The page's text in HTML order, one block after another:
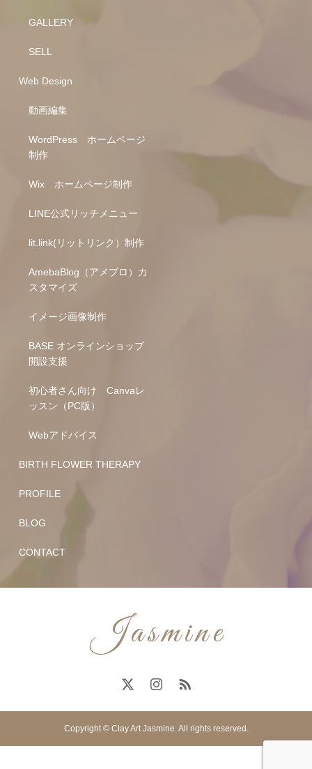
GALLERY
SELL
Web Design
動画編集
WordPress ホームページ
制作
Wix ホームページ制作
LINE公式リッチメニュー
lit.link(リットリンク）制作
AmebaBlog（アメブロ）カ
スタマイズ
イメージ画像制作
BASE オンラインショップ
開設支援
初心者さん向け Canvaレ
ッスン（PC版）
Webアドバイス
BIRTH FLOWER THERAPY
PROFILE
BLOG
CONTACT
Copyright © Clay Art Jasmine. All rights reserved.